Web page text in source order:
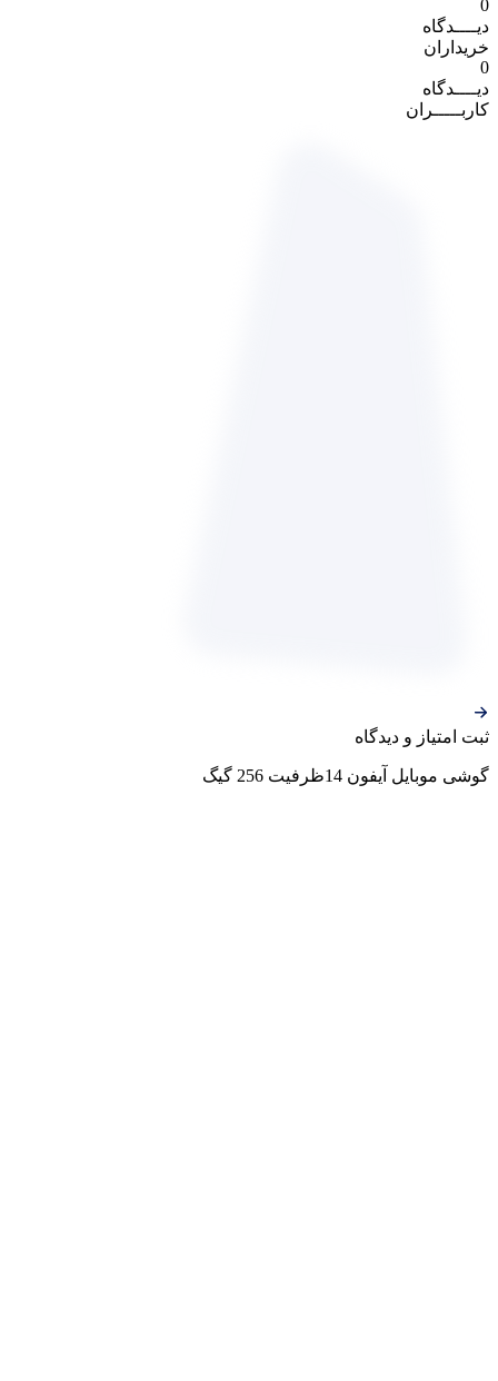
0
دیــــدگاه
خریداران
0
دیــــدگاه
کاربـــــران
ثبت‌ امتیاز‌ و‌ دیدگاه
گوشی موبایل آیفون 14ظرفیت 256 گیگ